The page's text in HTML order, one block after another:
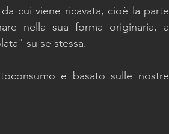
cui viene ricavata, cioè la parte
nella sua forma originaria, a
su se stessa.
e basato sulle nostre